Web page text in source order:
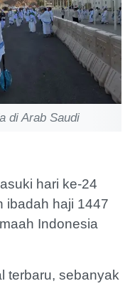
di Arab Saudi
hari ke-24
ibadah haji 1447
Indonesia
terbaru, sebanyak